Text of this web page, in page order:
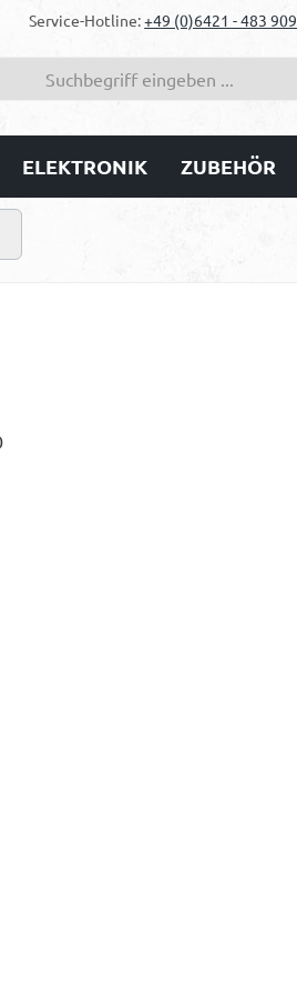
Service-Hotline:+49 (0)6421 - 483 909
ELEKTRONIK ZUBEHÖR